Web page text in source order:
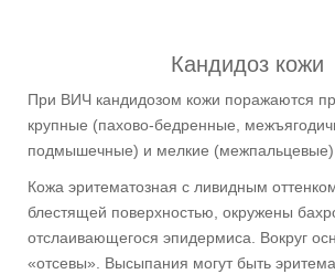
Кандидоз кожи
При ВИЧ кандидозом кожи поражаются
крупные (пахово-бедренные,
подмышечные) и мелкие (межпальцевые)
Кожа эритематозная с ливидным
блестящей поверхностью, окружены
отслаивающегося эпидермиса. Вокруг
«отсевы». Высыпания могут быть